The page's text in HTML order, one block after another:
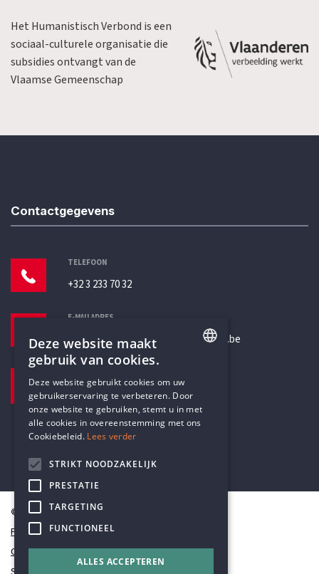
Het Humanistisch Verbond is een
sociaal-culturele organisatie die
subsidies ontvangt van de
Vlaamse Gemeenschap
Contactgegevens
TELEFOON
+32 3 233 70 32
E-MAILADRES
secretariaat@humanistischverbond.be
Pottenbrug 4
Antwerpen, 2000
© Humanistisch Verbond 2026
Privacy
Cookiestatement
DUTCH
Deze website maakt
gebruik van cookies.
Deze website gebruikt cookies om uw
gebruikerservaring te verbeteren. Door
onze website te gebruiken, stemt u in met
alle cookies in overeenstemming met ons
Cookiebeleid. Lees verder
STRIKT NOODZAKELIJK
PRESTATIE
TARGETING
FUNCTIONEEL
ALLES ACCEPTEREN